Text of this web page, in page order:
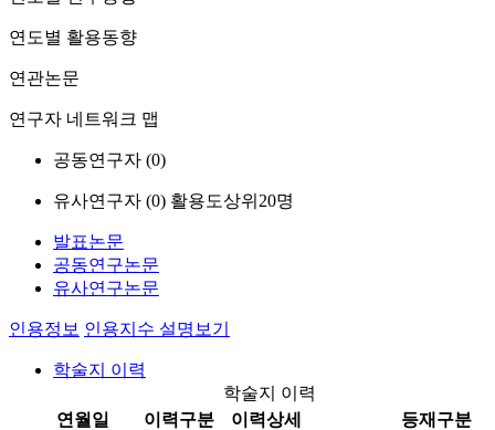
연도별 활용동향
연관논문
연구자 네트워크 맵
공동연구자 (0)
유사연구자 (0) 활용도상위20명
발표논문
공동연구논문
유사연구논문
인용정보 인용지수 설명보기
학술지 이력
학술지 이력
연월일
이력구분 이력상세 등재구분